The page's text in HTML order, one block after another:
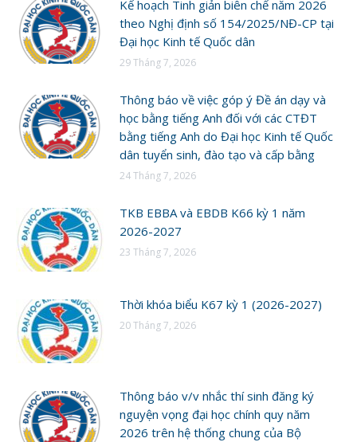
Kế hoạch Tinh giản biên chế năm 2026
theo Nghị định số 154/2025/NĐ-CP tại
Đại học Kinh tế Quốc dân
29 Tháng 7, 2026
Thông báo về việc góp ý Đề án dạy và
học bằng tiếng Anh đối với các CTĐT
bằng tiếng Anh do Đại học Kinh tế Quốc
dân tuyển sinh, đào tạo và cấp bằng
24 Tháng 7, 2026
TKB EBBA và EBDB K66 kỳ 1 năm
2026-2027
23 Tháng 7, 2026
Thời khóa biểu K67 kỳ 1 (2026-2027)
20 Tháng 7, 2026
Thông báo v/v nhắc thí sinh đăng ký
nguyện vọng đại học chính quy năm
2026 trên hệ thống chung của Bộ